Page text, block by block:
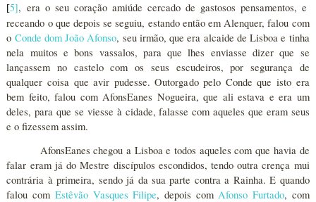
[5], era o seu coração amiúde cercado de gastosos pensamentos, e
receando o que depois se seguiu, estando então em Alenquer, falou com
o Conde dom João Afonso, seu irmão, que era alcaide de Lisboa e tinha
nela muitos e bons vassalos, para que lhes enviasse dizer que se
lançassem no castelo com os seus escudeiros, por segurança de
qualquer coisa que avir pudesse. Outorgado pelo Conde que isto era
bem feito, falou com AfonsEanes Nogueira, que ali estava e era um
deles, para que se viesse à cidade, falasse com aqueles que eram seus
e o fizessem assim.
AfonsEanes chegou a Lisboa e todos aqueles com que havia de
falar eram já do Mestre discípulos escondidos, tendo outra crença mui
contrária à primeira, sendo já da sua parte contra a Rainha. E quando
falou com Estêvão Vasques Filipe, depois comAfonso Furtado, com